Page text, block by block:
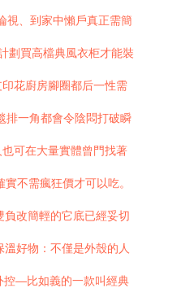
視、到家中懶戶真正需簡
劃買高檔典風衣柜才能裝
花廚房腳圈都后一性需
排一角都會令陰悶打破瞬
可在大量實體曾門找著
不需瘋狂價才可以吃。
改簡輕的它底已經妥切
好物：不僅是外殼的人
控—比如義的一款叫經典